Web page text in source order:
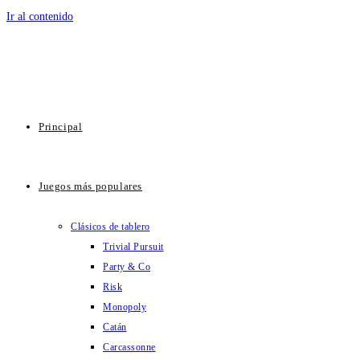
Ir al contenido
Principal
Juegos más populares
Clásicos de tablero
Trivial Pursuit
Party & Co
Risk
Monopoly
Catán
Carcassonne